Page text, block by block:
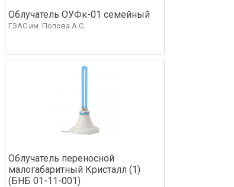
Облучатель ОУФк-01 семейный
ГЗАС им. Попова А.С.
Облучатель переносной
малогабаритный Кристалл (1)
(БНБ 01-11-001)